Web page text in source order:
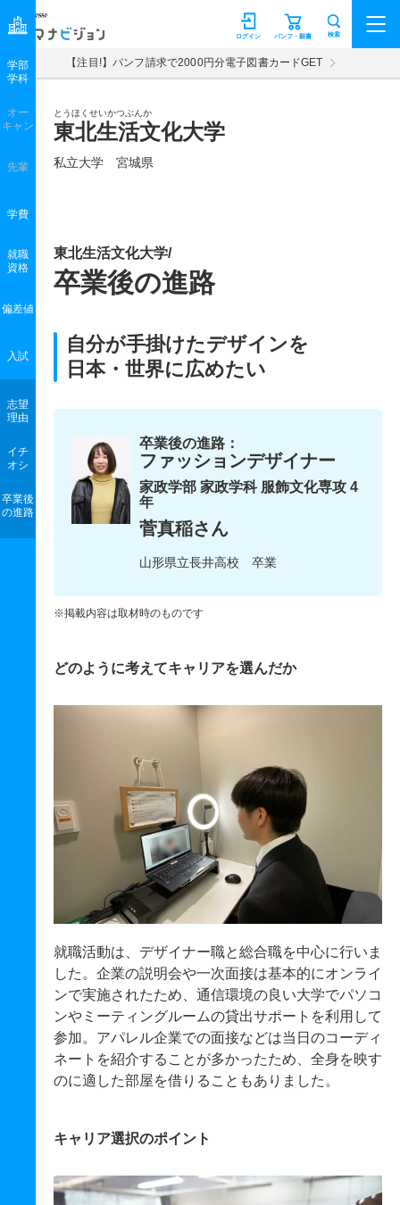
マナビジョン パンフ・願書
ログイン 検索
【注目!】パンフ請求で2000円分電子図書カードGET
とうほくせいかつぶんか
東北生活文化大学
私立大学 宮城県
学部
学科
オー
キャン
先輩
学費
就職
資格
偏差値
入試
志望
理由
イチ
オシ
卒業後
の進路
東北生活文化大学/
卒業後の進路
自分が手掛けたデザインを
日本・世界に広めたい
卒業後の進路：
ファッションデザイナー
家政学部 家政学科 服飾文化専攻 4
年
菅真稲さん
山形県立長井高校 卒業
※掲載内容は取材時のものです
どのように考えてキャリアを選んだか
就職活動は、デザイナー職と総合職を中心に行いま
した。企業の説明会や一次面接は基本的にオンライ
ンで実施されたため、通信環境の良い大学でパソコ
ンやミーティングルームの貸出サポートを利用して
参加。アパレル企業での面接などは当日のコーディ
ネートを紹介することが多かったため、全身を映す
のに適した部屋を借りることもありました。
キャリア選択のポイント